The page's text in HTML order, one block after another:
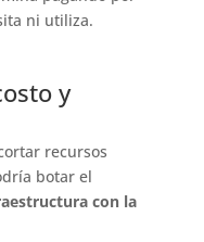
ni utiliza.
y
recursos
botar el
con la